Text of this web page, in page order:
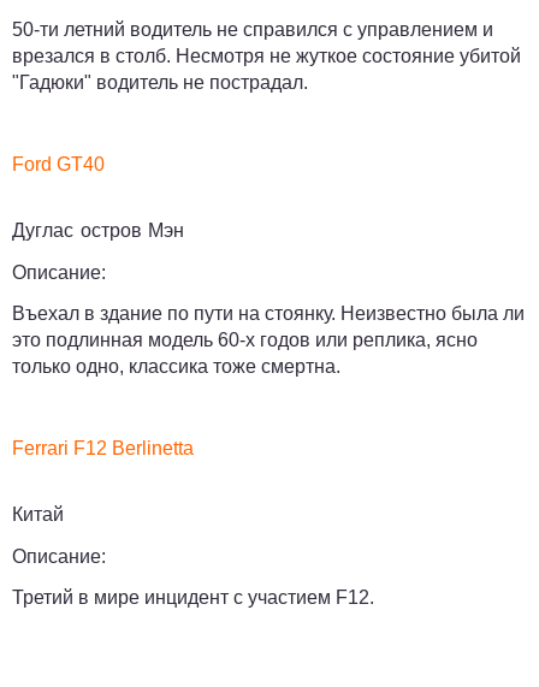
50-ти летний водитель не справился с управлением и
врезался в столб. Несмотря не жуткое состояние убитой
"Гадюки" водитель не пострадал.
Ford GT40
Дуглас остров Мэн
Описание:
Въехал в здание по пути на стоянку. Неизвестно была ли
это подлинная модель 60-х годов или реплика, ясно
только одно, классика тоже смертна.
Ferrari F12 Berlinetta
Китай
Описание:
Третий в мире инцидент с участием F12.